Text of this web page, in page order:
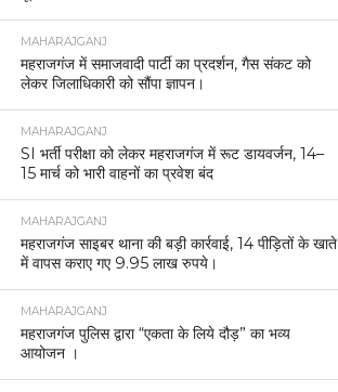
MAHARAJGANJ
महराजगंज में समाजवादी पार्टी का प्रदर्शन, गैस संकट को
लेकर जिलाधिकारी को सौंपा ज्ञापन।
MAHARAJGANJ
SI भर्ती परीक्षा को लेकर महराजगंज में रूट डायवर्जन, 14–
15 मार्च को भारी वाहनों का प्रवेश बंद
MAHARAJGANJ
महराजगंज साइबर थाना की बड़ी कार्रवाई, 14 पीड़ितों के खाते
में वापस कराए गए 9.95 लाख रुपये।
MAHARAJGANJ
महराजगंज पुलिस द्वारा “एकता के लिये दौड़” का भव्य
आयोजन ।